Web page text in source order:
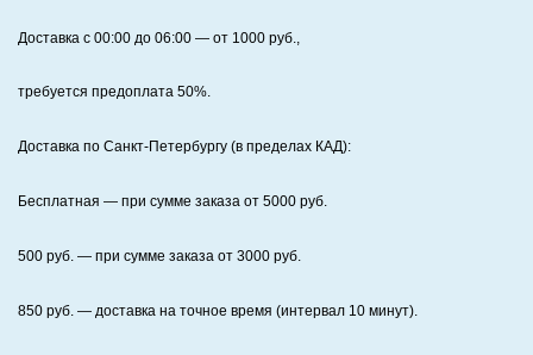
Доставка с 00:00 до 06:00 — от 1000 руб.,
требуется предоплата 50%.
Доставка по Санкт‑Петербургу (в пределах КАД):
Бесплатная — при сумме заказа от 5000 руб.
500 руб. — при сумме заказа от 3000 руб.
850 руб. — доставка на точное время (интервал 10 минут).